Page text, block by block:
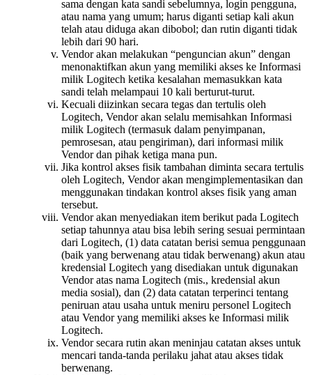
sama dengan kata sandi sebelumnya, login pengguna,
atau nama yang umum; harus diganti setiap kali akun
telah atau diduga akan dibobol; dan rutin diganti tidak
lebih dari 90 hari.
Vendor akan melakukan “penguncian akun” dengan
menonaktifkan akun yang memiliki akses ke Informasi
milik Logitech ketika kesalahan memasukkan kata
sandi telah melampaui 10 kali berturut-turut.
Kecuali diizinkan secara tegas dan tertulis oleh
Logitech, Vendor akan selalu memisahkan Informasi
milik Logitech (termasuk dalam penyimpanan,
pemrosesan, atau pengiriman), dari informasi milik
Vendor dan pihak ketiga mana pun.
Jika kontrol akses fisik tambahan diminta secara tertulis
oleh Logitech, Vendor akan mengimplementasikan dan
menggunakan tindakan kontrol akses fisik yang aman
tersebut.
Vendor akan menyediakan item berikut pada Logitech
setiap tahunnya atau bisa lebih sering sesuai permintaan
dari Logitech, (1) data catatan berisi semua penggunaan
(baik yang berwenang atau tidak berwenang) akun atau
kredensial Logitech yang disediakan untuk digunakan
Vendor atas nama Logitech (mis., kredensial akun
media sosial), dan (2) data catatan terperinci tentang
peniruan atau usaha untuk meniru personel Logitech
atau Vendor yang memiliki akses ke Informasi milik
Logitech.
Vendor secara rutin akan meninjau catatan akses untuk
mencari tanda-tanda perilaku jahat atau akses tidak
berwenang.